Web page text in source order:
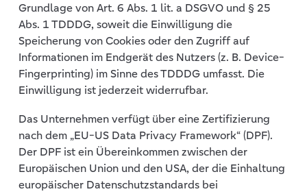
Grundlage von Art. 6 Abs. 1 lit. a DSGVO und § 25
Abs. 1 TDDDG, soweit die Einwilligung die
Speicherung von Cookies oder den Zugriff auf
Informationen im Endgerät des Nutzers (z. B. Device-
Fingerprinting) im Sinne des TDDDG umfasst. Die
Einwilligung ist jederzeit widerrufbar.
Das Unternehmen verfügt über eine Zertifizierung
nach dem „EU-US Data Privacy Framework“ (DPF).
Der DPF ist ein Übereinkommen zwischen der
Europäischen Union und den USA, der die Einhaltung
europäischer Datenschutzstandards bei